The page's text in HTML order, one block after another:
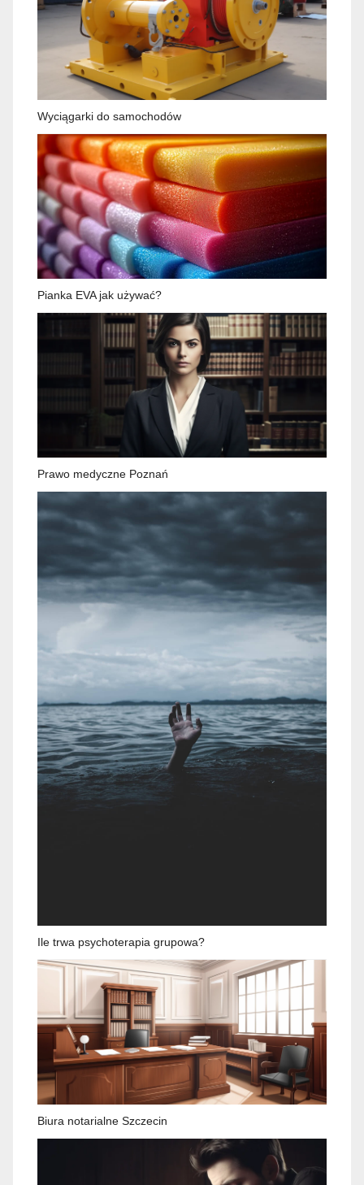
Wyciągarki do samochodów
Pianka EVA jak używać?
Prawo medyczne Poznań
Ile trwa psychoterapia grupowa?
Biura notarialne Szczecin